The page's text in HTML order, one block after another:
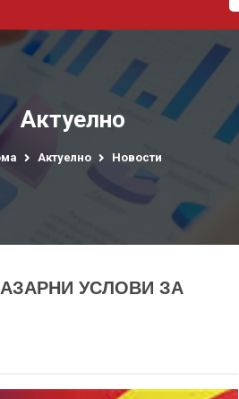
Актуелно
Актуелно Новости
УСЛОВИ ЗА